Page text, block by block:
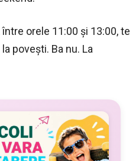
orele 11:00 și 13:00, te
povești. Ba nu. La